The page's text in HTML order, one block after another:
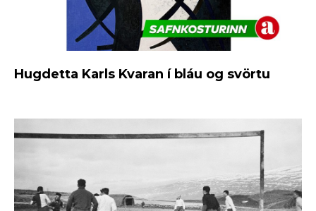
Hugdetta Karls Kvaran í bláu og svörtu